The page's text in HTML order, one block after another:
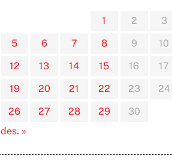
1 2
3
5 6 7 8 9
10
12 13 14 15 16
17
19 20 21 22 23
24
26 27 28 29
30
des. »